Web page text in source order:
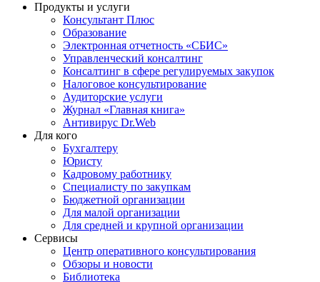
Продукты и услуги
Консультант Плюс
Образование
Электронная отчетность «СБИС»
Управленческий консалтинг
Консалтинг в сфере регулируемых закупок
Налоговое консультирование
Аудиторские услуги
Журнал «Главная книга»
Антивирус Dr.Web
Для кого
Бухгалтеру
Юристу
Кадровому работнику
Специалисту по закупкам
Бюджетной организации
Для малой организации
Для средней и крупной организации
Сервисы
Центр оперативного консультирования
Обзоры и новости
Библиотека